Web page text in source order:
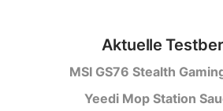
Aktuelle
MSI GS76 Stealth
Yeedi Mop Station